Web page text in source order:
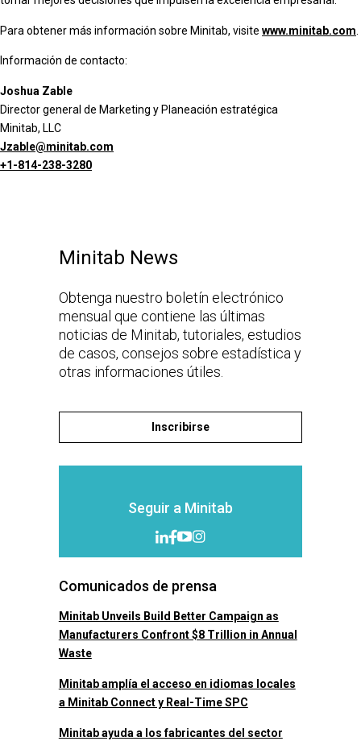
Para obtener más información sobre Minitab, visite www.minitab.com
Información de contacto:
Joshua Zable
Director general de Marketing y Planeación estratégica
Minitab, LLC
Jzable@minitab.com
+1-814-238-3280
Minitab News
Obtenga nuestro boletín electrónico
mensual que contiene las últimas
noticias de Minitab, tutoriales, estudios
de casos, consejos sobre estadística y
otras informaciones útiles.
Inscribirse
Seguir a Minitab
Comunicados de prensa
Minitab Unveils Build Better Campaign as
Manufacturers Confront $8 Trillion in Annual
Waste
Minitab amplía el acceso en idiomas locales
a Minitab Connect y Real-Time SPC
Minitab ayuda a los fabricantes del sector